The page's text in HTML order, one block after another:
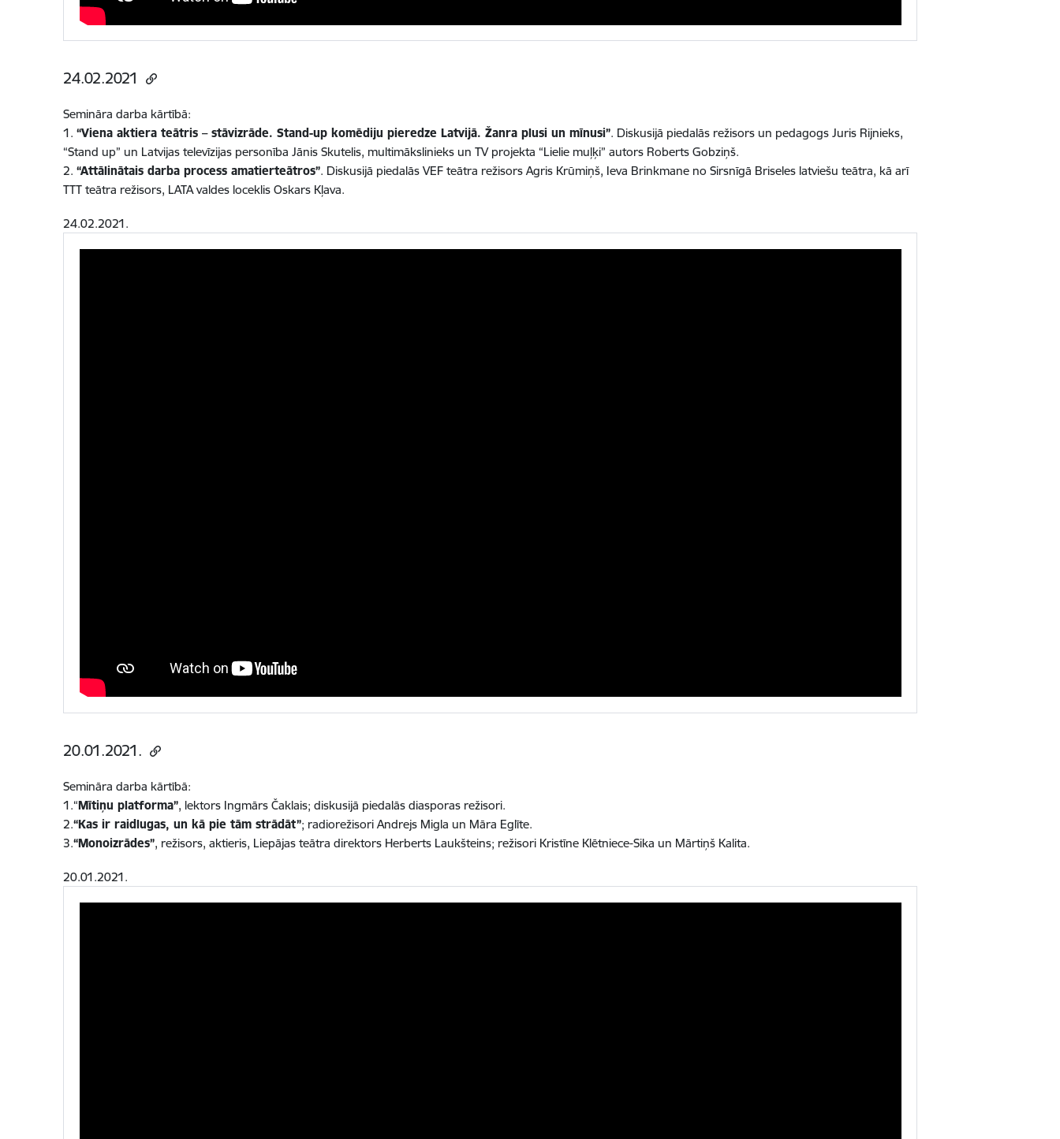
24.02.2021
Semināra darba kārtībā:
1. “Viena aktiera teātris – stāvizrāde. Stand-up komēdiju pieredze Latvijā. Žanra plusi un mīnusi”. Diskusijā piedalās režisors un pedagogs Juris Rijnieks,
“Stand up” un Latvijas televīzijas personība Jānis Skutelis, multimākslinieks un TV projekta “Lielie muļķi” autors Roberts Gobziņš.
2. “Attālinātais darba process amatierteātros”. Diskusijā piedalās VEF teātra režisors Agris Krūmiņš, Ieva Brinkmane no Sirsnīgā Briseles latviešu teātra, kā arī
TTT teātra režisors, LATA valdes loceklis Oskars Kļava.
24.02.2021.
20.01.2021.
Semināra darba kārtībā:
1.“Mītiņu platforma”, lektors Ingmārs Čaklais; diskusijā piedalās diasporas režisori.
2.“Kas ir raidlugas, un kā pie tām strādāt”; radiorežisori Andrejs Migla un Māra Eglīte.
3.“Monoizrādes”, režisors, aktieris, Liepājas teātra direktors Herberts Laukšteins; režisori Kristīne Klētniece-Sika un Mārtiņš Kalita.
20.01.2021.